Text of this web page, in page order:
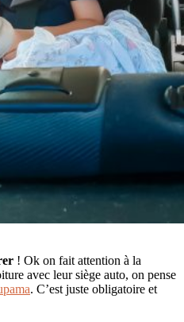
! Ok on fait attention à la
avec leur siège auto, on pense
. C’est juste obligatoire et